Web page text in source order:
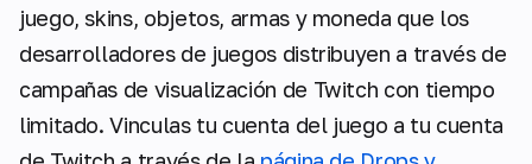
juego, skins, objetos, armas y moneda que los
desarrolladores de juegos distribuyen a través de
campañas de visualización de Twitch con tiempo
limitado. Vinculas tu cuenta del juego a tu cuenta